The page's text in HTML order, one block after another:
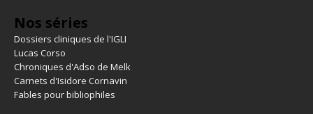
Nos séries
Dossiers cliniques de l'IGLI
Lucas Corso
Chroniques d'Adso de Melk
Carnets d'Isidore Cornavin
Fables pour bibliophiles